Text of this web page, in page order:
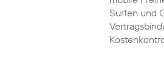
Surfen und